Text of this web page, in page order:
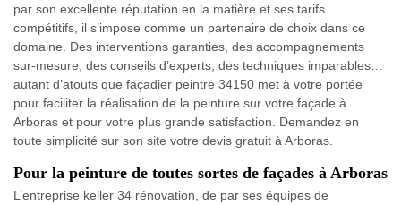
par son excellente réputation en la matière et ses tarifs
compétitifs, il s’impose comme un partenaire de choix dans ce
domaine. Des interventions garanties, des accompagnements
sur-mesure, des conseils d’experts, des techniques imparables…
autant d’atouts que façadier peintre 34150 met à votre portée
pour faciliter la réalisation de la peinture sur votre façade à
Arboras et pour votre plus grande satisfaction. Demandez en
toute simplicité sur son site votre devis gratuit à Arboras.
Pour la peinture de toutes sortes de façades à Arboras
L’entreprise keller 34 rénovation, de par ses équipes de